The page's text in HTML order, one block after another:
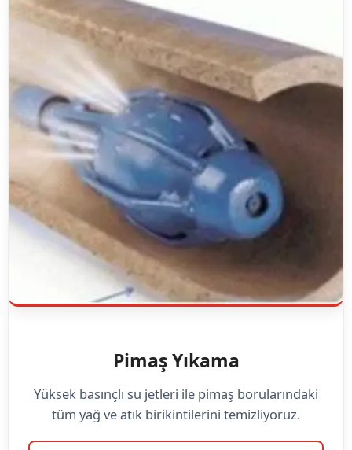
Pimaş Yıkama
Yüksek basınçlı su jetleri ile pimaş borularındaki
tüm yağ ve atık birikintilerini temizliyoruz.